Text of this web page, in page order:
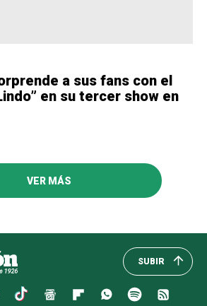
a sus fans con el
en su tercer show en
VER MÁS
SUBIR